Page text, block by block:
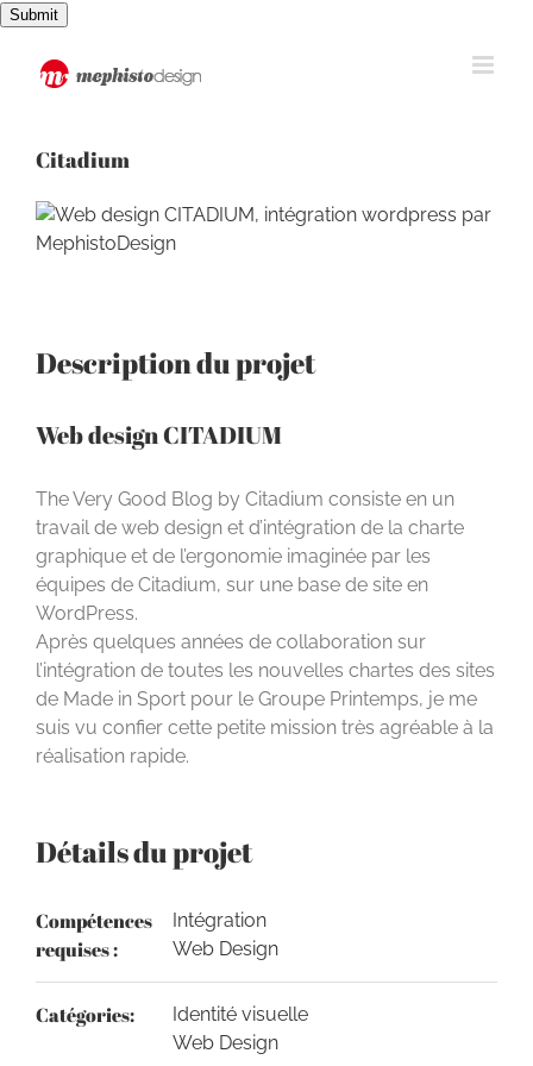
Submit Passer
contenu
Citadium
View
Larger
Description du projet
Web design CITADIUM
The Very Good Blog by Citadium consiste en un
travail de web design et d’intégration de la charte
graphique et de l’ergonomie imaginée par les
équipes de Citadium, sur une base de site en
WordPress.
Après quelques années de collaboration sur
l’intégration de toutes les nouvelles chartes des sites
de Made in Sport pour le Groupe Printemps, je me
suis vu confier cette petite mission très agréable à la
réalisation rapide.
Détails du projet
Compétences
requises :
Intégration
Web Design
Catégories:
Identité visuelle
Web Design